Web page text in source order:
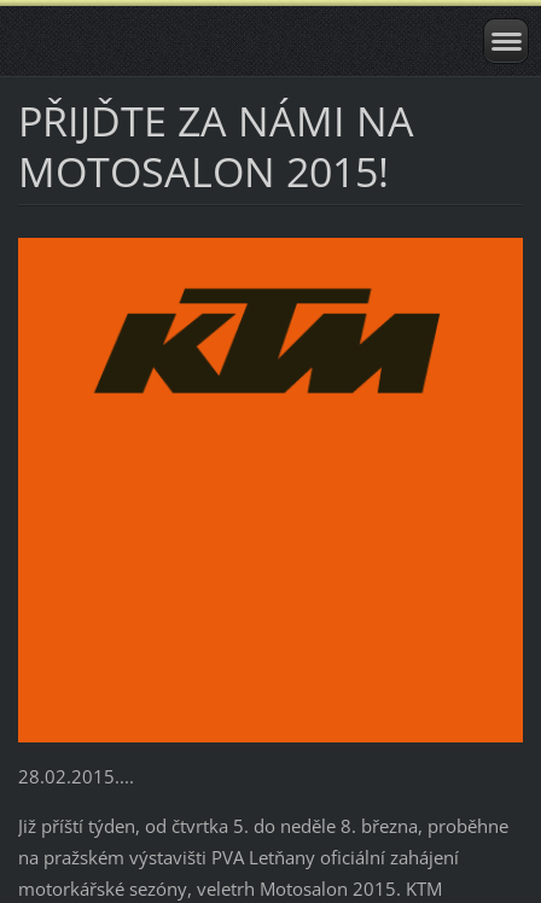
PŘIJĎTE ZA NÁMI NA
MOTOSALON 2015!
28.02.2015....
Již příští týden, od čtvrtka 5. do neděle 8. března, proběhne
na pražském výstavišti PVA Letňany oficiální zahájení
motorkářské sezóny, veletrh Motosalon 2015. KTM